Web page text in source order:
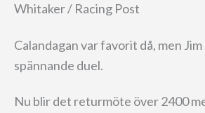
Whitaker / Racing Post
Calandagan var favorit då, men
spännande duel.
Nu blir det returmöte över 2400